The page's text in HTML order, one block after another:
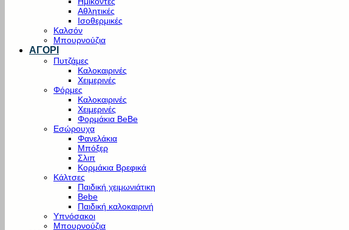
Αθλητικές
Ισοθερμικές
Καλσόν
Μπουρνούζια
ΑΓΟΡΙ
Πυτζάμες
Καλοκαιρινές
Χειμερινές
Φόρμες
Καλοκαιρινές
Χειμερινές
Φορμάκια BeBe
Εσώρουχα
Φανελάκια
Μπόξερ
Σλιπ
Κορμάκια Βρεφικά
Κάλτσες
Παιδική χειμωνιάτικη
Bebe
Παιδική καλοκαιρινή
Υπνόσακοι
Μπουρνούζια